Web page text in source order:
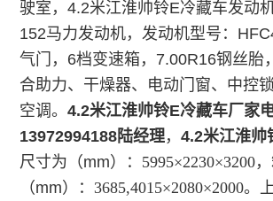
驶室，4.2米江淮帅铃E冷藏车发动
152马力发动机，发动机型号：
气门，6档变速箱，7.00R16钢丝胎
合助力、干燥器、电动门窗、中控
空调。4.2米江淮帅铃E冷藏车厂家
13972994188陆经理，4.2米江淮帅
尺寸为（mm）： 5995×2230×3200
（mm）：3685,4015×2080×2000。